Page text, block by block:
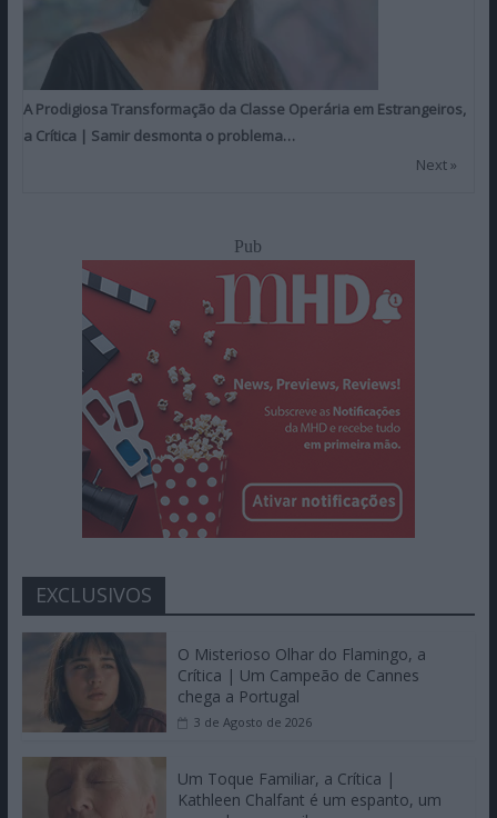
A Prodigiosa Transformação da Classe Operária em Estrangeiros,
a Crítica | Samir desmonta o problema…
Next »
Pub
EXCLUSIVOS
O Misterioso Olhar do Flamingo, a
Crítica | Um Campeão de Cannes
chega a Portugal
3 de Agosto de 2026
Um Toque Familiar, a Crítica |
Kathleen Chalfant é um espanto, um